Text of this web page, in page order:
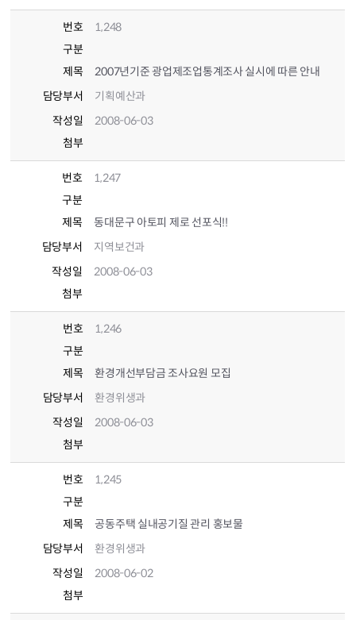
번호
1,248
구분
제목
2007년기준 광업제조업통계조사 실시에 따른 안내
담당부서
기획예산과
작성일
2008-06-03
첨부
번호
1,247
구분
제목
동대문구 아토피 제로 선포식!!
담당부서
지역보건과
작성일
2008-06-03
첨부
번호
1,246
구분
제목
환경개선부담금 조사요원 모집
담당부서
환경위생과
작성일
2008-06-03
첨부
번호
1,245
구분
제목
공동주택 실내공기질 관리 홍보물
담당부서
환경위생과
작성일
2008-06-02
첨부